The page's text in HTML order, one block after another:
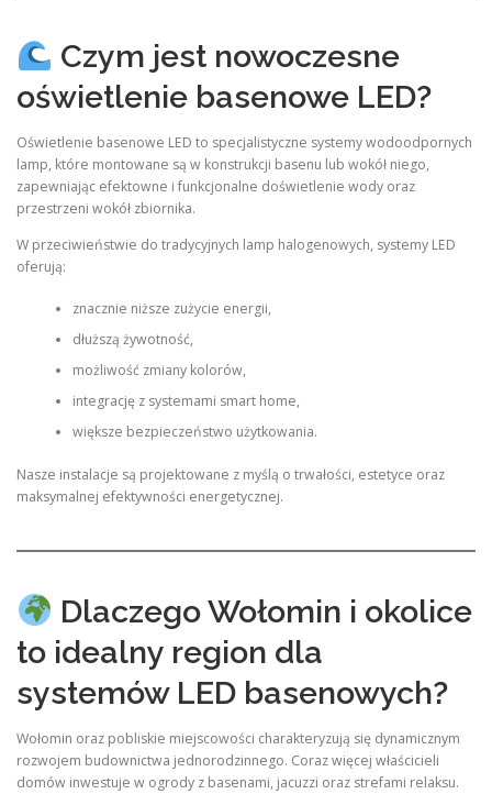
Czym jest nowoczesne
oświetlenie basenowe LED?
Oświetlenie basenowe LED to specjalistyczne systemy wodoodpornych
lamp, które montowane są w konstrukcji basenu lub wokół niego,
zapewniając efektowne i funkcjonalne doświetlenie wody oraz
przestrzeni wokół zbiornika.
W przeciwieństwie do tradycyjnych lamp halogenowych, systemy LED
oferują:
znacznie niższe zużycie energii,
dłuższą żywotność,
możliwość zmiany kolorów,
integrację z systemami smart home,
większe bezpieczeństwo użytkowania.
Nasze instalacje są projektowane z myślą o trwałości, estetyce oraz
maksymalnej efektywności energetycznej.
Dlaczego Wołomin i okolice
to idealny region dla
systemów LED basenowych?
Wołomin oraz pobliskie miejscowości charakteryzują się dynamicznym
rozwojem budownictwa jednorodzinnego. Coraz więcej właścicieli
domów inwestuje w ogrody z basenami, jacuzzi oraz strefami relaksu.